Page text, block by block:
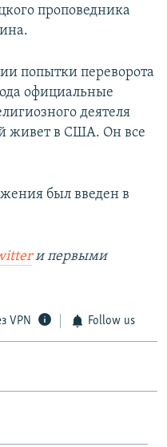
проповедника
попытки переворота
официальные
деятеля
живет в США. Он все
был введен в
и первыми
VPN Follow us